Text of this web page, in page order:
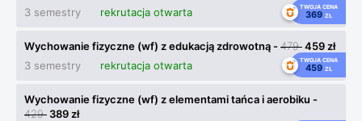
3 semestry
rekrutacja otwarta TWOJA CENA
369 ZŁ
Wychowanie fizyczne (wf) z edukacją zdrowotną -479459 zł
3 semestry
rekrutacja otwarta TWOJA CENA
459 ZŁ
Wychowanie fizyczne (wf) z elementami tańca i aerobiku -
429 389 zł